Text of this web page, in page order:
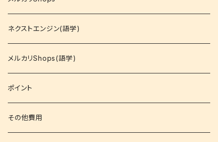
資格
コミック
文庫
その他書籍
ネクストエンジン(語学)
メルカリShops(語学)
ポイント
その他費用